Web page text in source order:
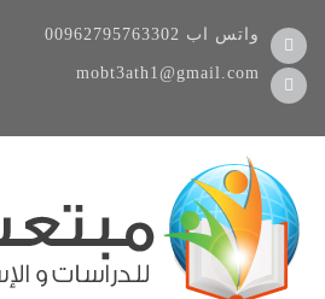
00962795763302 واتس اب
mobt3ath1@gmail.com